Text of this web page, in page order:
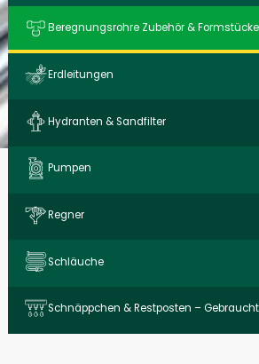
Beregnungs­rohre Zubehör & Form­stücke
Erdleitungen
Hydranten & Sandfilter
Pumpen
Regner
Schläuche
Schnäppchen & Restposten –